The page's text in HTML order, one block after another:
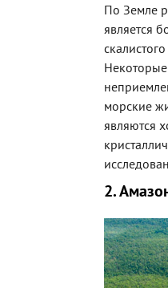
По Земле
является
морские
являются
2.